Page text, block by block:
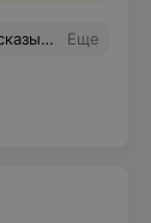
Так что советую посетить! Еще